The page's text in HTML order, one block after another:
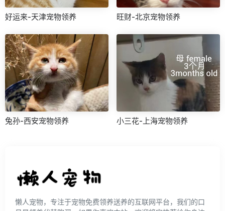
好运来-天津宠物领养 旺财-北京宠物领养
兔孙-西安宠物领养 小三花-上海宠物领养
懒人宠物，专注于宠物免费领养送养的互联网平台，我们的口